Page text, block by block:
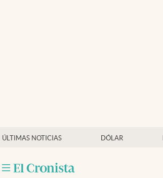
ÚLTIMAS NOTICIAS DÓLAR
Mercados Online